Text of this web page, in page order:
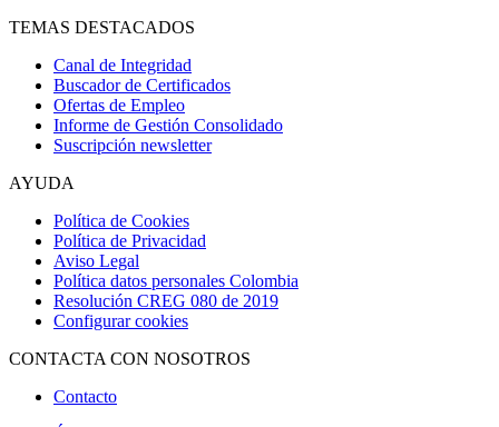
TEMAS DESTACADOS
Canal de Integridad
Buscador de Certificados
Ofertas de Empleo
Informe de Gestión Consolidado
Suscripción newsletter
AYUDA
Política de Cookies
Política de Privacidad
Aviso Legal
Política datos personales Colombia
Resolución CREG 080 de 2019
Configurar cookies
CONTACTA CON NOSOTROS
Contacto